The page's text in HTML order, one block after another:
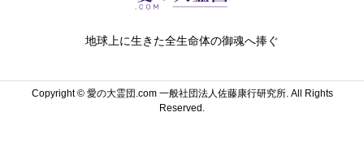
地球上に生きた全生命体の御魂へ捧ぐ
Copyright ©愛の大霊団.com 一般社団法人佐藤康行研究所. All Rights
Reserved.